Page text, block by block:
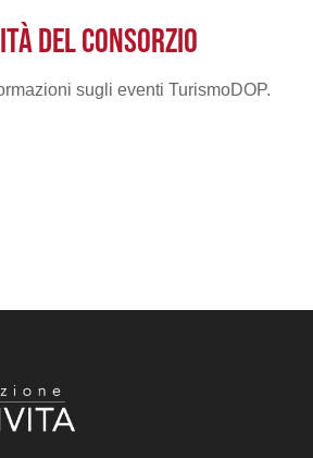
DEL CONSORZIO
sugli eventi TurismoDOP.